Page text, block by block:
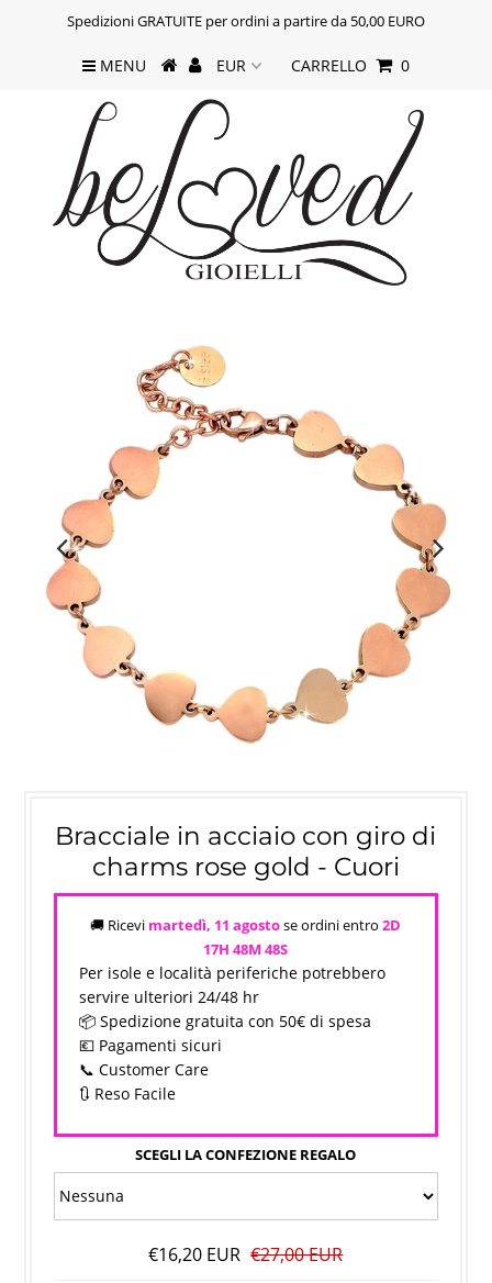
Spedizioni GRATUITE per ordini a partire da 50,00 EURO
MENU CARRELLO 0
Bracciale in acciaio con giro di
charms rose gold - Cuori
🚚 Ricevi martedì, 11 agostose ordini entro2D
17H 48M 48S
Per isole e località periferiche potrebbero
servire ulteriori 24/48 hr
📦 Spedizione gratuita con 50€ di spesa
💶 Pagamenti sicuri
📞 Customer Care
🔃 Reso Facile
SCEGLI LA CONFEZIONE REGALO
€16,20 EUR €27,00 EUR